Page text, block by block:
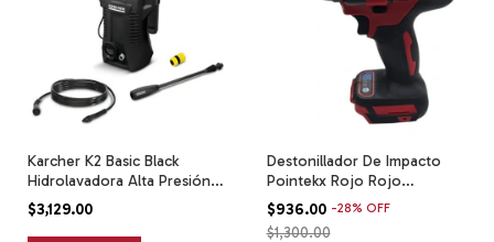
Karcher K2 Basic Black
Hidrolavadora Alta Presión +
Car Kit Color Negro
Frecuencia 60
$3,129.00
Destonillador De Impacto
Pointekx Rojo Rojo
50hz/60hz
$936.00 -28% OFF
$1,300.00